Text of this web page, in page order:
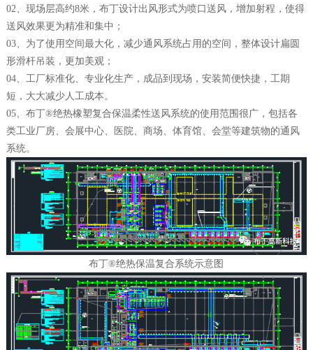
02、现场层高约8米，布丁设计出风形式为喷口送风，增加射程，使得
送风效果更为精准和集中；
03、为了使用空间最大化，减少通风系统占用的空间，整体设计扁圆
形滑杆吊装，更加美观；
04、工厂标准化、专业化生产，成品到现场，安装简便快捷，工期
短，大大减少人工成本。
05、布丁®绝热橡塑复合保温柔性送风系统的使用范围很广，包括各
类工业厂房、会展中心、医院、商场、体育馆、会堂等建筑物的通风
系统。
布丁®绝热保温复合系统示意图